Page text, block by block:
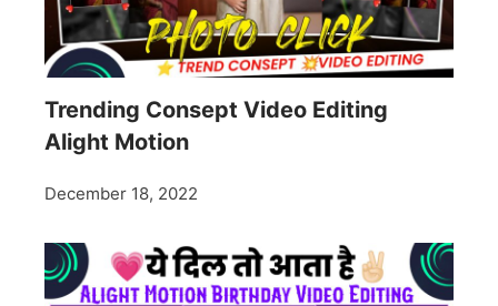
Trending Consept Video Editing
Alight Motion
December 18, 2022